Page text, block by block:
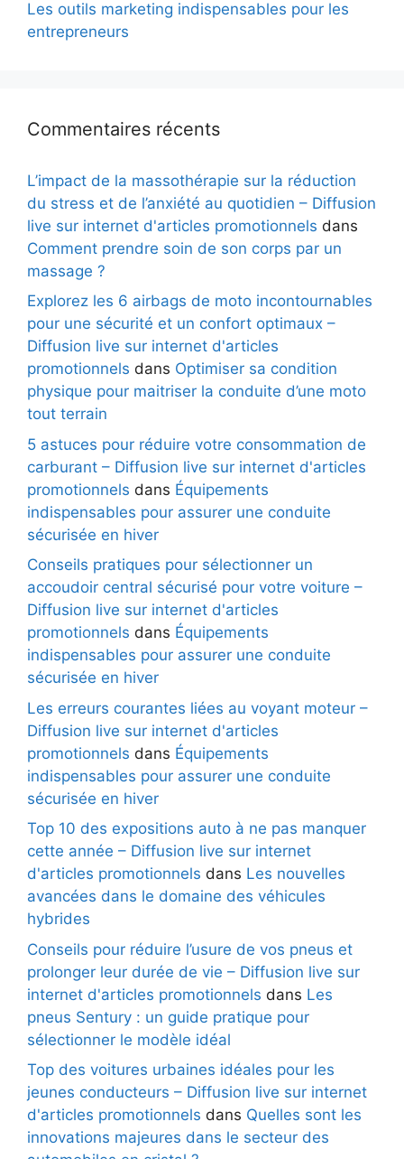
Les outils marketing indispensables pour les
entrepreneurs
Commentaires récents
L’impact de la massothérapie sur la réduction
du stress et de l’anxiété au quotidien – Diffusion
live sur internet d'articles promotionnels dans
Comment prendre soin de son corps par un
massage ?
Explorez les 6 airbags de moto incontournables
pour une sécurité et un confort optimaux –
Diffusion live sur internet d'articles
promotionnels dans Optimiser sa condition
physique pour maitriser la conduite d’une moto
tout terrain
5 astuces pour réduire votre consommation de
carburant – Diffusion live sur internet d'articles
promotionnels dans Équipements
indispensables pour assurer une conduite
sécurisée en hiver
Conseils pratiques pour sélectionner un
accoudoir central sécurisé pour votre voiture –
Diffusion live sur internet d'articles
promotionnels dans Équipements
indispensables pour assurer une conduite
sécurisée en hiver
Les erreurs courantes liées au voyant moteur –
Diffusion live sur internet d'articles
promotionnels dans Équipements
indispensables pour assurer une conduite
sécurisée en hiver
Top 10 des expositions auto à ne pas manquer
cette année – Diffusion live sur internet
d'articles promotionnels dans Les nouvelles
avancées dans le domaine des véhicules
hybrides
Conseils pour réduire l’usure de vos pneus et
prolonger leur durée de vie – Diffusion live sur
internet d'articles promotionnels dans Les
pneus Sentury : un guide pratique pour
sélectionner le modèle idéal
Top des voitures urbaines idéales pour les
jeunes conducteurs – Diffusion live sur internet
d'articles promotionnels dans Quelles sont les
innovations majeures dans le secteur des